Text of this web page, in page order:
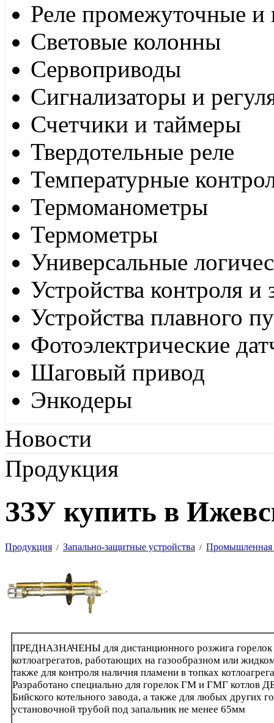
Реле промежуточные и
Световые колонны
Сервоприводы
Сигнализаторы и
Счетчики и таймеры
Твердотельные реле
Температурные
Термоманометры
Термометры
Универсальные
Устройства контроля
Устройства плавного
Фотоэлектрические
Шаговый привод
Энкодеры
Новости
Продукция
ЗЗУ купить в
Продукция / Запально-защитные устройства / Промышленная
ПРЕДНАЗНАЧЕНЫ для дистанционного розжига горелок
котлоагрегатов, работающих на газообразном или
также для контроля наличия пламени в топках
Разработано специально для горелок ГМ и ГМГ котлов
Бийского котельного завода, а также для любых других
установочной трубой под запальник не менее 65мм